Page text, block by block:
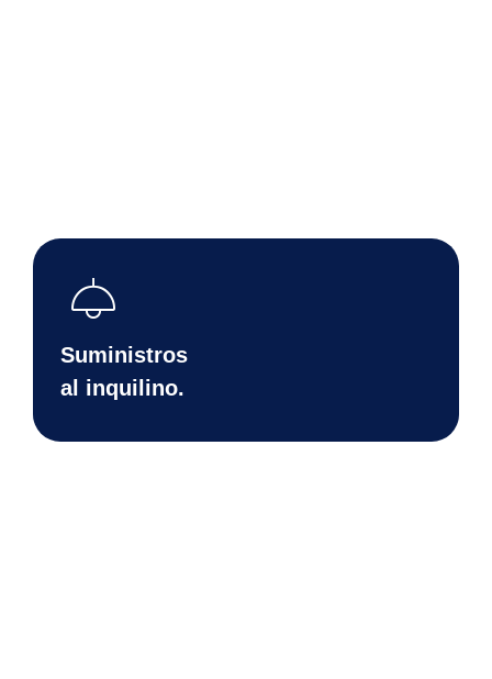
light
Suministros
al inquilino.